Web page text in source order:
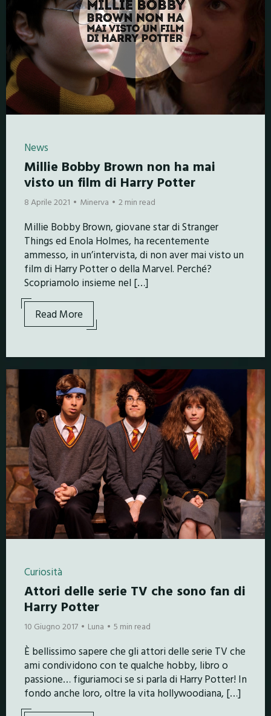
News
Millie Bobby Brown non ha mai
visto un film di Harry Potter
8 Aprile 2021 Minerva 2 min read
Millie Bobby Brown, giovane star di Stranger
Things ed Enola Holmes, ha recentemente
ammesso, in un’intervista, di non aver mai visto un
film di Harry Potter o della Marvel. Perché?
Scopriamolo insieme nel […]
Read More
Curiosità
Attori delle serie TV che sono fan di
Harry Potter
10 Giugno 2017 Luna 5 min read
È bellissimo sapere che gli attori delle serie TV che
ami condividono con te qualche hobby, libro o
passione… figuriamoci se si parla di Harry Potter! In
fondo anche loro, oltre la vita hollywoodiana, […]